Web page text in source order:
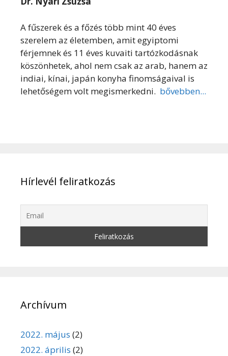
A fűszerek és a főzés több mint 40 éves
szerelem az életemben, amit egyiptomi
férjemnek és 11 éves kuvaiti tartózkodásnak
köszönhetek, ahol nem csak az arab, hanem az
indiai, kínai, japán konyha finomságaival is
lehetőségem volt megismerkedni. bővebben...
Hírlevél feliratkozás
Archívum
2022. május (2)
2022. április (2)